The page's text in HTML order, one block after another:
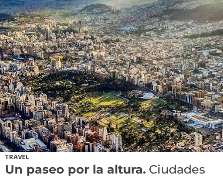
TRAVEL
Un paseo por la altura. Ciudades